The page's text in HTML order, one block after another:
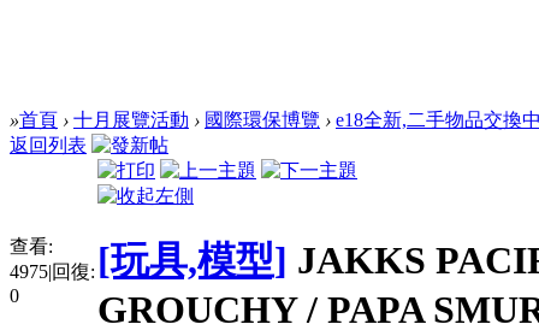
»首頁 › 十月展覽活動 › 國際環保博覽 › e18全新,二手物品交換
返回列表
查看:
4975|回復:
0
[玩具,模型] JAKKS
GROUCHY / PAPA